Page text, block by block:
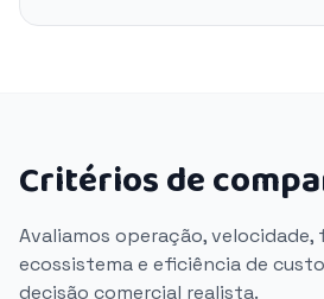
Critérios de
Avaliamos operação, velocidade,
ecossistema e eficiência de
decisão comercial realista.